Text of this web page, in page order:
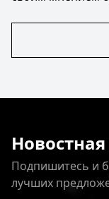
Подпишитесь и
лучших